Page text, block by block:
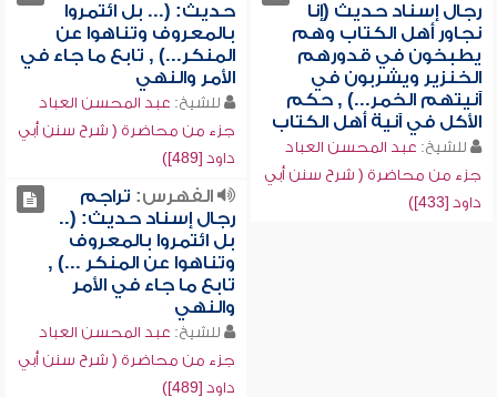
رجال إسناد حديث (إنا
نجاور أهل الكتاب وهم
يطبخون في قدورهم
الخنزير ويشربون في
آنيتهم الخمر...) , حكم
الأكل في آنية أهل الكتاب
للشيخ: عبد المحسن العباد
جزء من محاضرة ( شرح سنن أبي
داود [433])
حديث: (... بل ائتمروا
بالمعروف وتناهوا عن
المنكر...) , تابع ما جاء في
الأمر والنهي
للشيخ: عبد المحسن العباد
جزء من محاضرة ( شرح سنن أبي
داود [489])
الفهرس: تراجم
رجال إسناد حديث: (..
بل ائتمروا بالمعروف
وتناهوا عن المنكر ...) ,
تابع ما جاء في الأمر
والنهي
للشيخ: عبد المحسن العباد
جزء من محاضرة ( شرح سنن أبي
داود [489])